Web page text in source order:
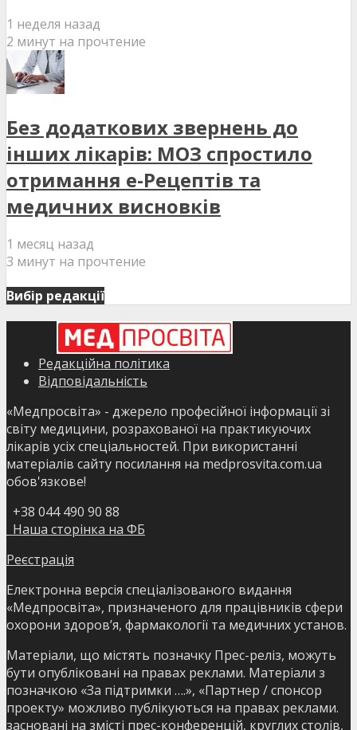
1 неделя назад
2 минут на прочтение
Без додаткових звернень до
інших лікарів: МОЗ спростило
отримання е-Рецептів та
медичних висновків
1 месяц назад
3 минут на прочтение
Вибір редакції
Редакційна політика
Відповідальність
«Медпросвіта» - джерело професійної інформації зі
світу медицини, розрахованої на практикуючих
лікарів усіх спеціальностей. При використанні
матеріалів сайту посилання на medprosvita.com.ua
обов'язкове!
+38 044 490 90 88
Наша сторінка на ФБ
Реєстрація
Електронна версія спеціалізованого видання
«Медпросвіта», призначеного для працівників сфери
охорони здоров’я, фармакології та медичних установ.
Матеріали, що містять позначку Прес-реліз, можуть
бути опубліковані на правах реклами. Матеріали з
позначкою «За підтримки ….», «Партнер / спонсор
проекту» можливо публікуються на правах реклами.
засновані на змісті прес-конференцій, круглих столів,